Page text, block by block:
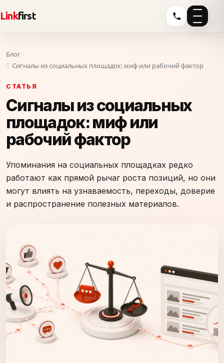
Linkfirst
Блог
Сигналы из социальных площадок: миф или рабочий фактор
СТАТЬЯ
Сигналы из социальных
площадок: миф или
рабочий фактор
Упоминания на социальных площадках редко
работают как прямой рычаг роста позиций, но они
могут влиять на узнаваемость, переходы, доверие
и распространение полезных материалов.